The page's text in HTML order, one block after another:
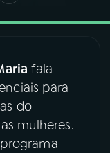
fala
para
do
mulheres.